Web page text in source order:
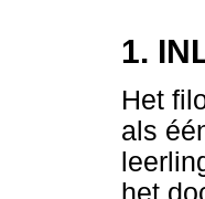
1.
Het
als
het